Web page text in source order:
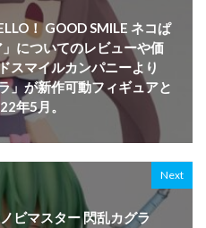
！ GOOD SMILE ネコぱ
についてのレビューや価
スマイルカンパニーより
」が新作可動フィギュアと
年5月。
Next
ビマスター 閃乱カグラ